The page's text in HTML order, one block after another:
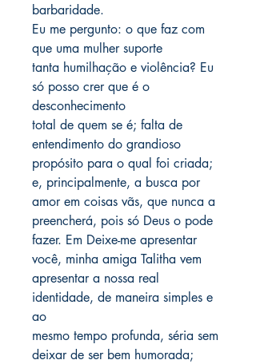
barbaridade.
Eu me pergunto: o que faz com
que uma mulher suporte
tanta humilhação e violência? Eu
só posso crer que é o
desconhecimento
total de quem se é; falta de
entendimento do grandioso
propósito para o qual foi criada;
e, principalmente, a busca por
amor em coisas vãs, que nunca a
preencherá, pois só Deus o pode
fazer. Em Deixe-me apresentar
você, minha amiga Talitha vem
apresentar a nossa real
identidade, de maneira simples e
ao
mesmo tempo profunda, séria sem
deixar de ser bem humorada;